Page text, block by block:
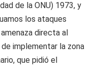
de la ONU) 1973, y
los ataques
directa al
implementar la zona
que pidió el